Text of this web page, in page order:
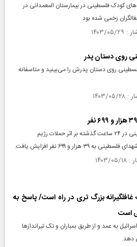
کودک فلسطینی در بیمارستان المعمدانی در
زخمی شده بود.
روی دستان پدر
روی دستان پدرش را می‌بینید و متاسفانه
با اعلام شهادت ۲۲ شهروند فلسطینی در ۲۴ ساعت گذشته بر اثر حملات رژیم
هزار و ۶۹۹ نفر افزایش یافت.
غافلگیرانه بزرگ تری در راه است/ پاسخ به
است
به عمد و از طریق بمباران و تک تیراندازها
دهد.